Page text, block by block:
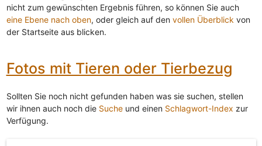
nicht zum gewünschten Ergebnis führen, so können Sie auch
eine Ebene nach oben, oder gleich auf den vollen Überblick von
der Startseite aus blicken.
Fotos mit Tieren oder Tierbezug
Sollten Sie noch nicht gefunden haben was sie suchen, stellen
wir ihnen auch noch die Sucheund einen Schlagwort-Index zur
Verfügung.